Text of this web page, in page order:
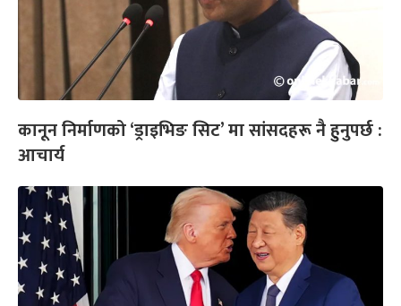
कानून निर्माणको ‘ड्राइभिङ सिट’ मा सांसदहरू नै हुनुपर्छ :
आचार्य